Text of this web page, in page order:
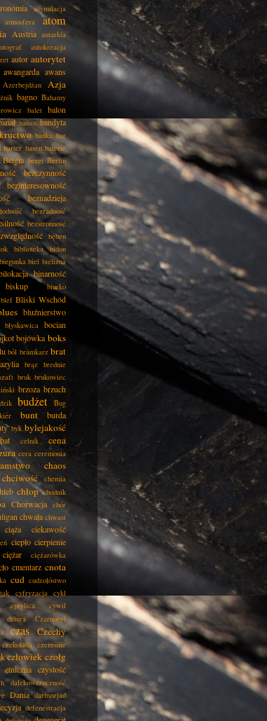
asymilacja
atmosfera atom
Austria autarkia
autokreacja
autor autorytet
awangarda awans
Azerbejdżan
Azja
bagno Bahamy
balet balon
banan bandyta
bańka bar
barter basen baterie
Belgia beret Berlin
bezczynność
bezinteresowność
beznadzieja
bezradność
bezstronność
bęben
biblioteka bidon
biegunka biel bielizna
binarność
biskup biurko
blef Bliski Wschód
bluźnierstwo
błyskawica bocian
bojówka boks
ból bramkarz brat
brąz brednie
bruk brukowiec
brzoza brzuch
budżet Bug
bunt burda
byk bylejakość
celnik cena
cera ceremonia
chaos
chciwość
chemia
chłop chodnik
Chorwacja chór
chwała chwast
ciąża ciekawość
ciepło cierpienie
ciężar
ciężarówka
cmentarz cnota
cud cudzołóstwo
cyfryzacja cykl
cyrylica cywil
dziura
Czarnobyl
czas Czechy
czekolada czereśnie
człowiek czołg
etniczna czystość
dalekowzroczność
Dania darmozjad
defenestracja